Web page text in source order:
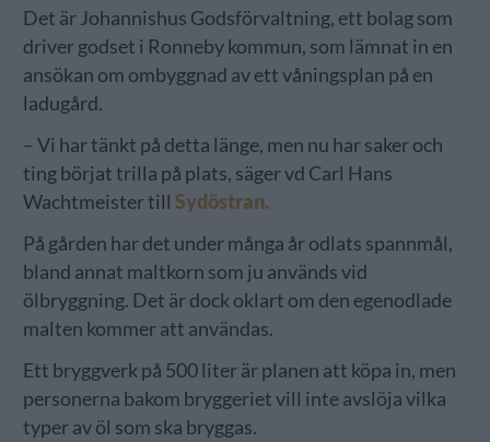
Det är Johannishus Godsförvaltning, ett bolag som
driver godset i Ronneby kommun, som lämnat in en
ansökan om ombyggnad av ett våningsplan på en
ladugård.
– Vi har tänkt på detta länge, men nu har saker och
ting börjat trilla på plats, säger vd Carl Hans
Wachtmeister till Sydöstran.
På gården har det under många år odlats spannmål,
bland annat maltkorn som ju används vid
ölbryggning. Det är dock oklart om den egenodlade
malten kommer att användas.
Ett bryggverk på 500 liter är planen att köpa in, men
personerna bakom bryggeriet vill inte avslöja vilka
typer av öl som ska bryggas.